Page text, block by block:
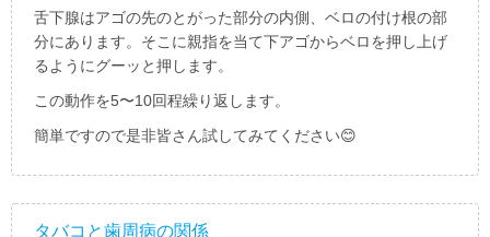
舌下腺はアゴの先のとがった部分の内側、ベロの付け根の部
分にあります。そこに親指を当て下アゴからベロを押し上げ
るようにグーッと押します。
この動作を5〜10回程繰り返します。
簡単ですので是非皆さん試してみてください😊
タバコと歯周病の関係